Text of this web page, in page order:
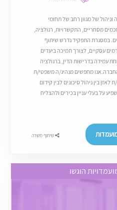
של מגוון רחב של תחומי
מסחריים, התקשרויות, רגולציה,
במסגרת התפקיד נדרש שיתוף
עסקיים, לצורך תמיכה ביעדים
עמידה בדרישות הדין, ברגולציה
מחפשים מנהיג/ה משפטי/ת
בין ניהול סיכונים לבין קידום
על בעלי עניין בכירים ולהצליח
שיתוף משרה
הוגשו